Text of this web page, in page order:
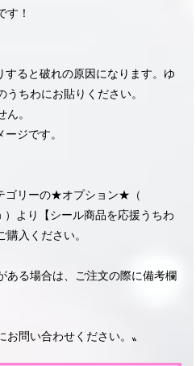
す！
ると破れの原因になります。ゆ
ちわにお貼りください。
。
ジです。
ゴリーの★オプション★（
）より【シール商品を応援うちわ
入ください。
る場合は、ご注文の際に備考欄
お問い合わせください。〟